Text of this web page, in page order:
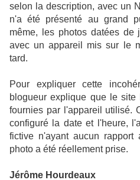
selon la description, avec un
n'a été présenté au grand
même, les photos datées de
avec un appareil mis sur le
tard.
Pour expliquer cette
blogueur explique que le
fournies par l'appareil utilisé.
configuré la date et l'heure,
fictive n'ayant aucun
photo a été réellement prise.
Jérôme Hourdeaux